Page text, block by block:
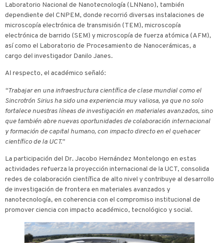
Laboratorio Nacional de Nanotecnología (LNNano), también
dependiente del CNPEM, donde recorrió diversas instalaciones de
microscopía electrónica de transmisión (TEM), microscopía
electrónica de barrido (SEM) y microscopía de fuerza atómica (AFM),
así como el Laboratorio de Procesamiento de Nanocerámicas, a
cargo del investigador Danilo Janes.
Al respecto, el académico señaló:
“Trabajar en una infraestructura científica de clase mundial como el
Sincrotrón Sirius ha sido una experiencia muy valiosa, ya que no solo
fortalece nuestras líneas de investigación en materiales avanzados, sino
que también abre nuevas oportunidades de colaboración internacional
y formación de capital humano, con impacto directo en el quehacer
científico de la UCT.”
La participación del Dr. Jacobo Hernández Montelongo en estas
actividades refuerza la proyección internacional de la UCT, consolida
redes de colaboración científica de alto nivel y contribuye al desarrollo
de investigación de frontera en materiales avanzados y
nanotecnología, en coherencia con el compromiso institucional de
promover ciencia con impacto académico, tecnológico y social.